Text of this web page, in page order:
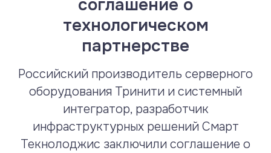
соглашение о
технологическом
партнерстве
Российский производитель серверного
оборудования Тринити и системный
интегратор, разработчик
инфраструктурных решений Смарт
Текнолоджис заключили соглашение о